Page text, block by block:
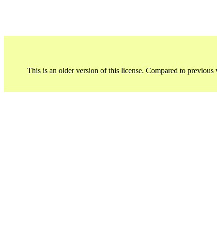
This is an older version of this license. Compared to